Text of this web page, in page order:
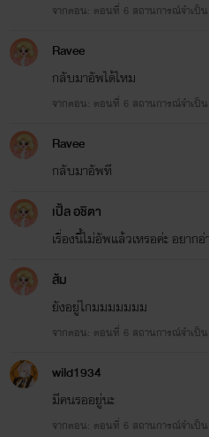
© สงวนลิขสิทธิ์ตามพระรา
ห้ามมิให้ทำการคัดลอก ดั
เพื่อนำไปใช้ก่อนได้รับการอนุ
Winnie P.
จากตอน: ตอนที่ 6 สถานการณ์จำเป็น
Ravee
กลับมาอัพได้ไหม
จากตอน: ตอนที่ 6 สถานการณ์จำเป็น
Ravee
กลับมาอัพที
เปิ้ล อชิตา
เรื่องนี้ไม่อัพแล้วเหรอค่ะ อยาก
ส้ม
ยังอยู่ไกมมมมมมม
จากตอน: ตอนที่ 6 สถานการณ์จำเป็น
wild1934
มีคนรออยู่นะ
จากตอน: ตอนที่ 6 สถานการณ์จำเป็น